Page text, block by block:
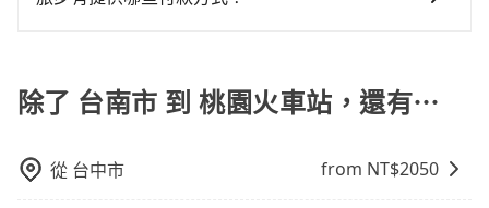
較划算的。如果你是三人以下要乘車，也可參考tripool
就顯得非常不便。
個城市到另一個城市的長途包車。
天內完成付款即可。
除了 台南市 到 桃園火車站，還有⋯
從 台中市 from NT$2050